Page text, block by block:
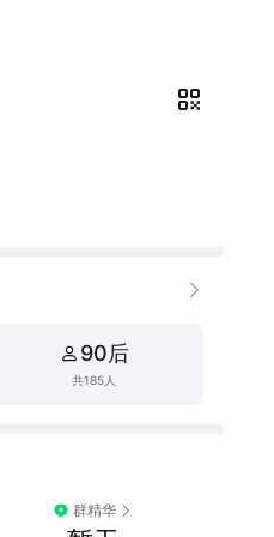
90后
共185人
群精华